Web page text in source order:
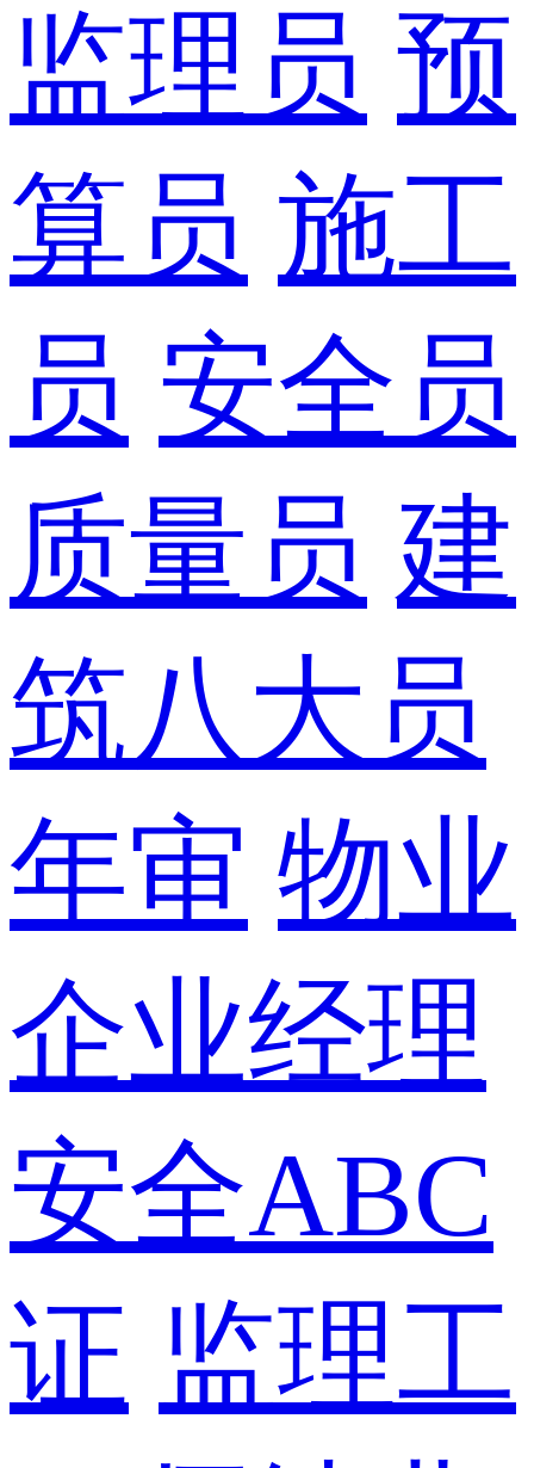
监理员 预
算员 施工
员 安全员
质量员 建
筑八大员
年审 物业
企业经理
安全ABC
证 监理工